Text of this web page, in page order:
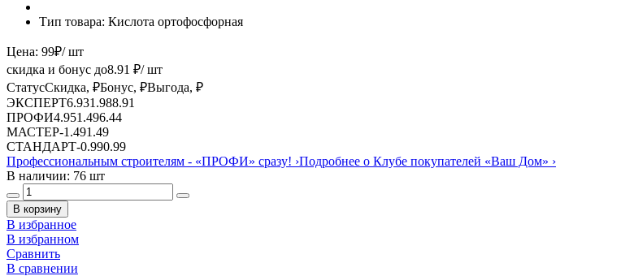
Тип товара: Кислота ортофосфорная
Цена: 99₽/ шт
скидка и бонус до8.91 ₽/ шт
СтатусСкидка, ₽Бонус, ₽Выгода, ₽
ЭКСПЕРТ6.931.988.91
ПРОФИ4.951.496.44
МАСТЕР-1.491.49
СТАНДАРТ-0.990.99
Профессиональным строителям - «ПРОФИ» сразу! ›Подробнее о Клубе покупателей «Ваш Дом» ›
В наличии: 76 шт
В корзину
В избранное
В избранном
Сравнить
В сравнении